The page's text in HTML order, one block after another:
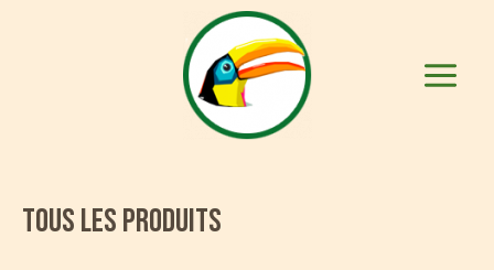
Main
TOUS LES PRODUITS